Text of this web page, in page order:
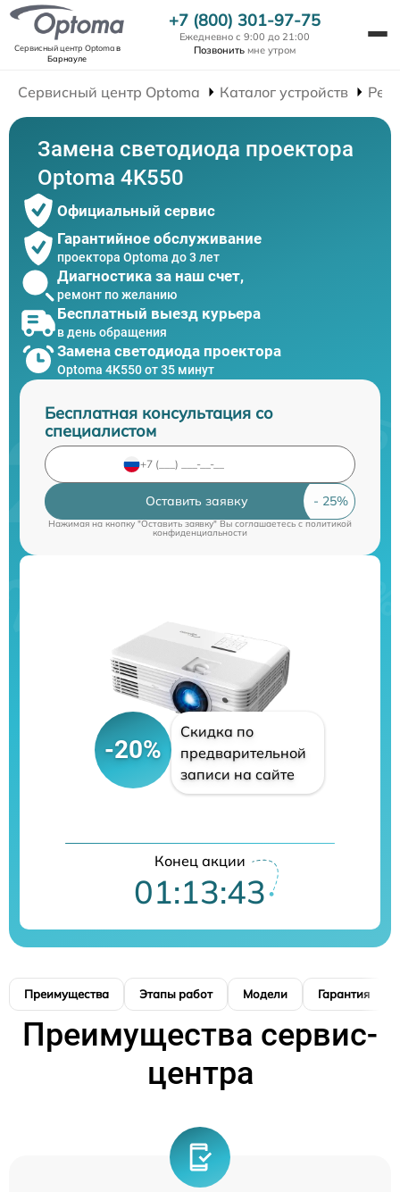
Сервисный центр Optomaв
Барнауле
+7 (800) 301-97-75
Ежедневно с 9:00 до 21:00
Позвонить мне утром
Сервисный центр Optoma Каталог устройств
Замена светодиода проектора
Optoma 4K550
Официальный сервис
Гарантийное обслуживание
проектора Optoma до 3 лет
Диагностика за наш счет,
ремонт по желанию
Бесплатный выезд курьера
в день обращения
Замена светодиода проектора
Optoma 4K550 от 35 минут
Бесплатная консультация со
специалистом
Оставить заявку
Нажимая на кнопку "Оставить заявку" Вы соглашаетесь cполитикой
конфиденциальности
-20%
Скидка по
предварительной
записи на сайте
Конец акции
01:13:42
Преимущества Этапы работ Модели Гарантия
Преимущества сервис-
центра